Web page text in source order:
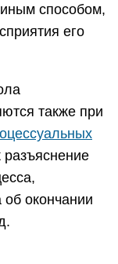
способом,
его
также при
разъяснение
об окончании